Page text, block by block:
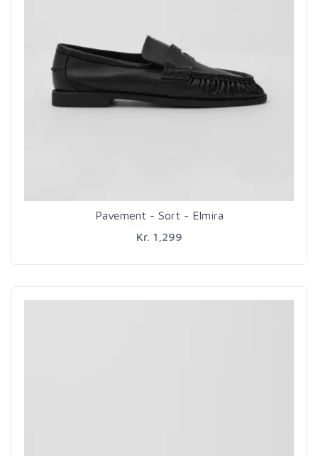
Pavement - Sort - Elmira
Kr. 1,299